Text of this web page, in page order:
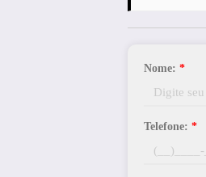
Nome: *
Telefone: *